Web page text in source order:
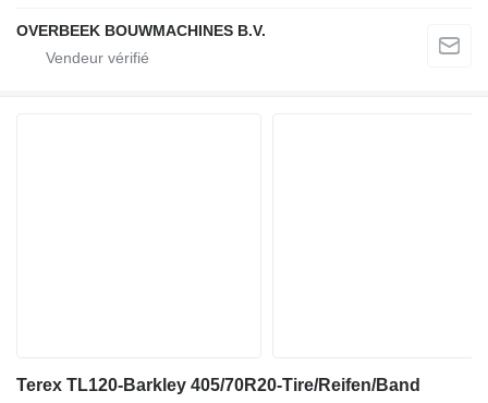
OVERBEEK BOUWMACHINES B.V.
Terex TL120-Barkley 405/70R20-Tire/Reifen/Band